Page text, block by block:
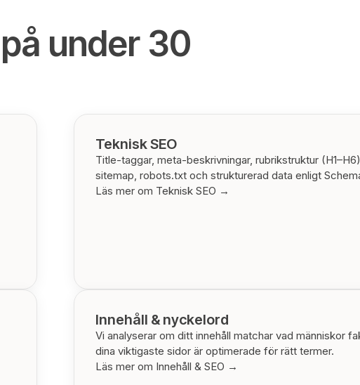
under 30
Teknisk SEO
Title-taggar, meta-beskrivningar, rubrikstruktur
sitemap, robots.txt och strukturerad data enligt
Läs mer om Teknisk SEO →
Innehåll & nyckelord
Vi analyserar om ditt innehåll matchar vad människor
dina viktigaste sidor är optimerade för rätt termer.
Läs mer om Innehåll & SEO →